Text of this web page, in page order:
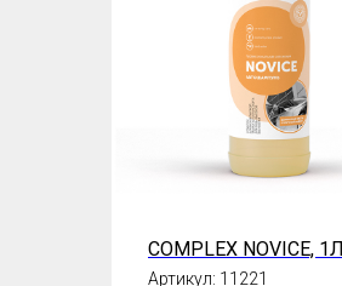
COMPLEX NOVICE, 1Л
Артикул: 11221